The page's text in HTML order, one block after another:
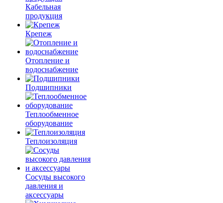
Кабельная
продукция
Крепеж
Отопление и
водоснабжение
Подшипники
Теплообменное
оборудование
Теплоизоляция
Сосуды высокого
давления и
аксессуары